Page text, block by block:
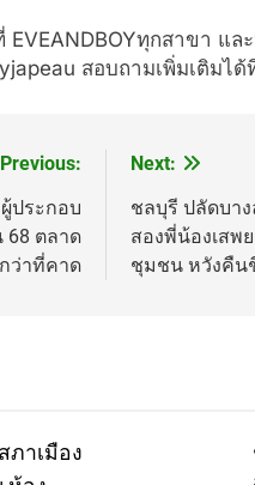
ทุกสาขา แ
สอบถามเพิ่มเติมไ
Previous:
ประกอบ
68 ตลาด
กว่าที่คาด
Next:
ชลบุรี ปลัดบา
สองพี่น้องเสพ
ชุมชน หวังคืน
ภาเมือง